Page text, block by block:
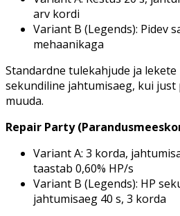
arv kordi
Variant B (Legends): Pidev
mehaanikaga
Standardne tulekahjude ja lekete
sekundiline jahtumisaeg, kui just
muuda.
Repair Party
Variant A: 3 korda,
taastab 0,60% HP/s
Variant B (Legends): HP
jahtumisaeg 40 s, 3 korda